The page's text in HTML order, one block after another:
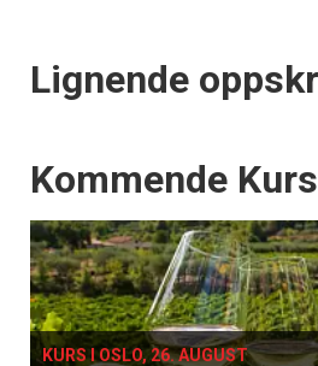
Lignende
Events
Kommende Kurs
KURS I OSLO, 26. AUGUST